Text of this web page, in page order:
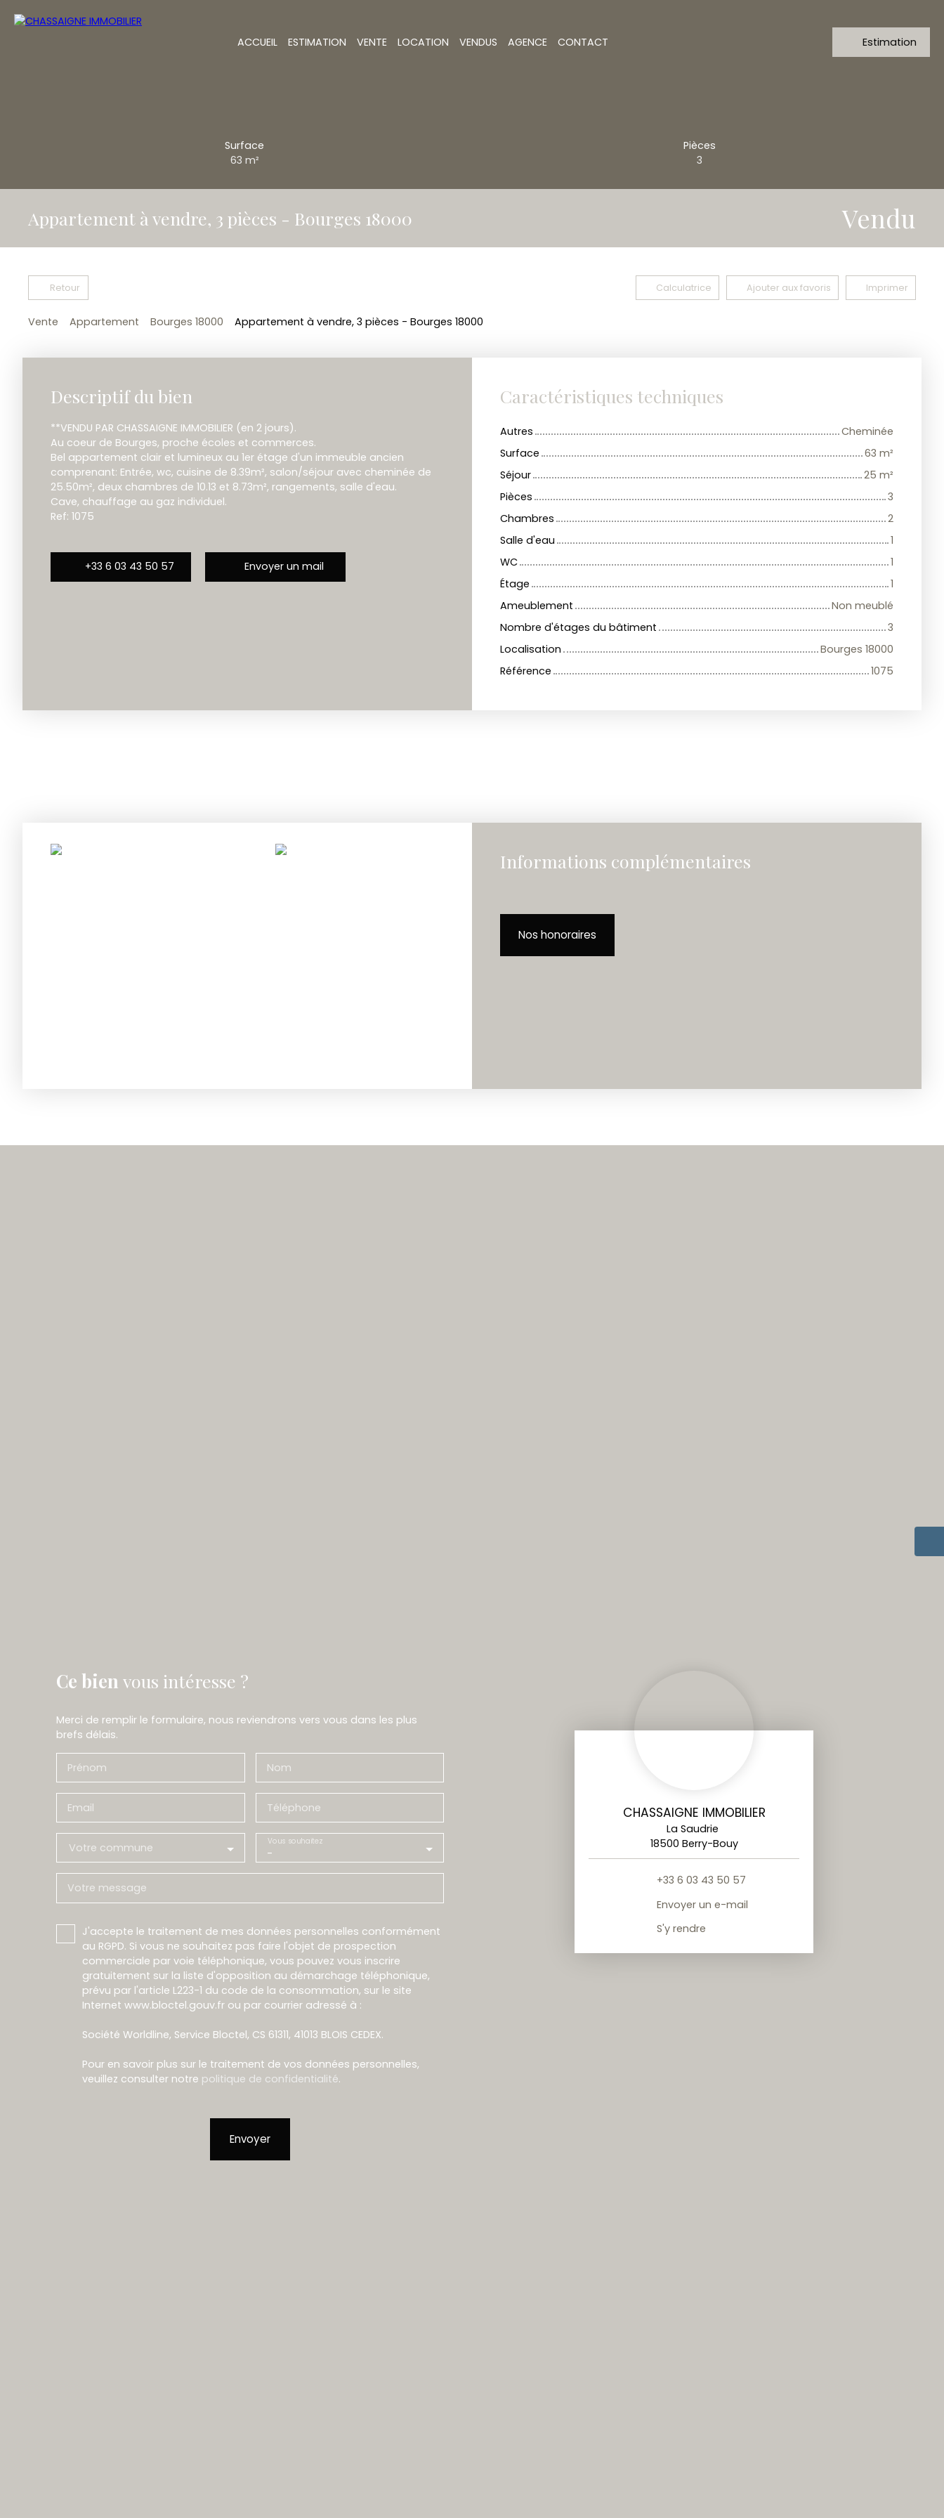
ACCUEIL ESTIMATION VENTE LOCATION VENDUS AGENCE CONTACT Estimation
Surface
63 m²
Pièces
3
Appartement à vendre, 3 pièces - Bourges 18000 Vendu
Retour Calculatrice Ajouter aux favoris Imprimer
Vente Appartement Bourges 18000 Appartement à vendre, 3 pièces - Bourges 18000
Descriptif du bien
**VENDU PAR CHASSAIGNE IMMOBILIER (en 2 jours).
Au coeur de Bourges, proche écoles et commerces.
Bel appartement clair et lumineux au 1er étage d'un immeuble ancien
comprenant: Entrée, wc, cuisine de 8.39m², salon/séjour avec cheminée de
25.50m², deux chambres de 10.13 et 8.73m², rangements, salle d'eau.
Cave, chauffage au gaz individuel.
Ref: 1075
+33 6 03 43 50 57 Envoyer un mail
Caractéristiques techniques
Autres
Cheminée
Surface
63 m²
Séjour
25 m²
Pièces
3
Chambres
2
Salle d'eau
1
WC
1
Étage
1
Ameublement
Non meublé
Nombre d'étages du bâtiment
3
Localisation
Bourges 18000
Référence
1075
Informations complémentaires
Nos honoraires
Ce bien vous intéresse ?
Merci de remplir le formulaire, nous reviendrons vers vous dans les plus
brefs délais.
Prénom Nom
Email Téléphone
Votre commune -
Vous souhaitez
Votre message
J'accepte le traitement de mes données personnelles conformément
au RGPD. Si vous ne souhaitez pas faire l'objet de prospection
commerciale par voie téléphonique, vous pouvez vous inscrire
gratuitement sur la liste d'opposition au démarchage téléphonique,
prévu par l'article L223-1 du code de la consommation, sur le site
Internet www.bloctel.gouv.fr ou par courrier adressé à :
Société Worldline, Service Bloctel, CS 61311, 41013 BLOIS CEDEX.
Pour en savoir plus sur le traitement de vos données personnelles,
veuillez consulter notre politique de confidentialité.
Envoyer
CHASSAIGNE IMMOBILIER
La Saudrie
18500 Berry-Bouy
+33 6 03 43 50 57
Envoyer un e-mail
S'y rendre